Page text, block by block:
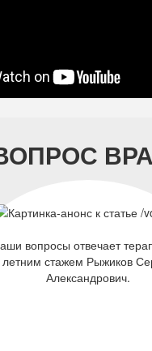
вопросы отвечает
летним стажем Рыжиков
Александрович.